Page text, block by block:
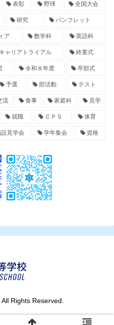
表彰 野球 全国大会
研究 パンフレット
ア 数学科 英語科
キャリアトライアル 終業式
令和８年度 卒部式
予選 部活動 テスト
流 食事 家庭科 見学
就職 ＣＰＳ 体育
見学会 学年集会 資格
Rights Reserved.